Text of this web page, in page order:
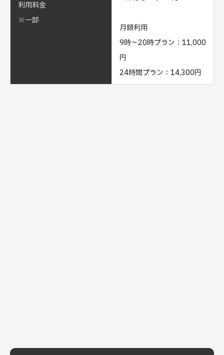
利用料金
※一部
月額利用
9時～20時プラン：11,000
円
24時間プラン：14,300円